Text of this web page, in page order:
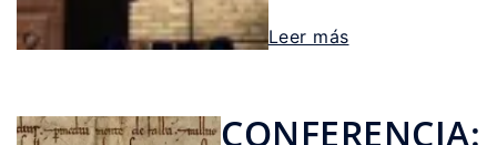
Leer más
CONFERENCIA: